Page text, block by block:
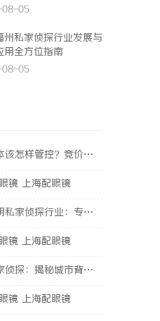
08-05
州私家侦探行业发展与
用全方位指南
08-05
控？竞价托管专业服务商俐麸科技
镜 上海配眼镜
探行业：专业服务与实际案例分析
镜 上海配眼镜
揭秘城市背后的专业侦查力量
镜 上海配眼镜